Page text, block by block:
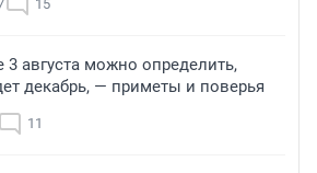
15
3 августа можно определить,
декабрь, — приметы и поверья
11